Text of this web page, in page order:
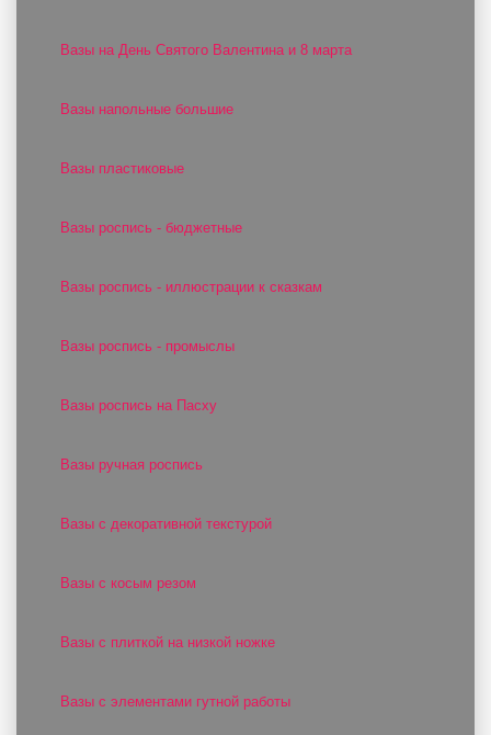
Вазы на День Святого Валентина и 8 марта
Вазы напольные большие
Вазы пластиковые
Вазы роспись - бюджетные
Вазы роспись - иллюстрации к сказкам
Вазы роспись - промыслы
Вазы роспись на Пасху
Вазы ручная роспись
Вазы с декоративной текстурой
Вазы с косым резом
Вазы с плиткой на низкой ножке
Вазы с элементами гутной работы